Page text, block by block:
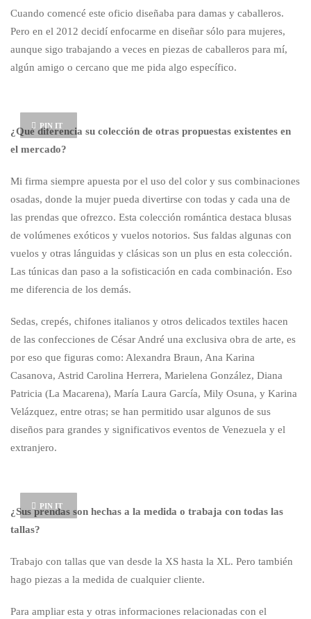
Cuando comencé este oficio diseñaba para damas y caballeros.
Pero en el 2012 decidí enfocarme en diseñar sólo para mujeres,
aunque sigo trabajando a veces en piezas de caballeros para mí,
algún amigo o cercano que me pida algo específico.
PIN IT
¿Qué diferencia su colección de otras propuestas existentes en
el mercado?
Mi firma siempre apuesta por el uso del color y sus combinaciones
osadas, donde la mujer pueda divertirse con todas y cada una de
las prendas que ofrezco. Esta colección romántica destaca blusas
de volúmenes exóticos y vuelos notorios. Sus faldas algunas con
vuelos y otras lánguidas y clásicas son un plus en esta colección.
Las túnicas dan paso a la sofisticación en cada combinación. Eso
me diferencia de los demás.
Sedas, crepés, chifones italianos y otros delicados textiles hacen
de las confecciones de César André una exclusiva obra de arte, es
por eso que figuras como: Alexandra Braun, Ana Karina
Casanova, Astrid Carolina Herrera, Marielena González, Diana
Patricia (La Macarena), María Laura García, Mily Osuna, y Karina
Velázquez, entre otras; se han permitido usar algunos de sus
diseños para grandes y significativos eventos de Venezuela y el
extranjero.
PIN IT
¿Sus prendas son hechas a la medida o trabaja con todas las
tallas?
Trabajo con tallas que van desde la XS hasta la XL. Pero también
hago piezas a la medida de cualquier cliente.
Para ampliar esta y otras informaciones relacionadas con el